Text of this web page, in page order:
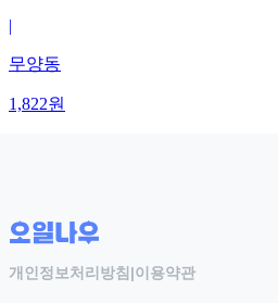
|
무양동
1,822원
개인정보처리방침 |이용약관